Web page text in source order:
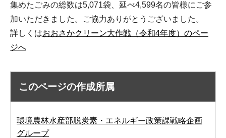
集めたごみの総数は5,071袋、延べ4,599名の皆様にご参
加いただきました。ご協力ありがとうございました。
詳しくはおおさかクリーン大作戦（令和4年度）のペー
ジへ
このページの作成所属
環境農林水産部脱炭素・エネルギー政策課戦略企画
グループ